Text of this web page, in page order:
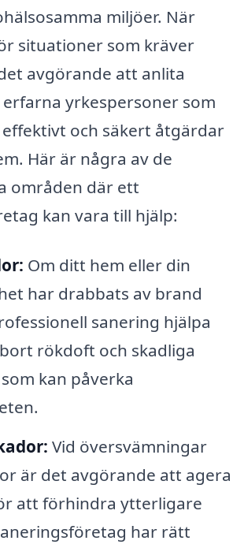
miljöer. När
situationer som kräver
avgörande att anlita
yrkespersoner som
och säkert åtgärdar
Här är några av de
områden där ett
kan vara till hjälp:
Om ditt hem eller din
har drabbats av brand
sanering hjälpa
rökdoft och skadliga
kan påverka
Vid översvämningar
är det avgörande att agera
att förhindra ytterligare
har rätt